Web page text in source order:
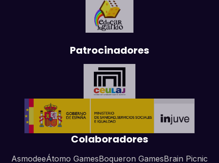
Patrocinadores
Colaboradores
AsmodeeÁtomo GamesBoqueron GamesBrain Picnic